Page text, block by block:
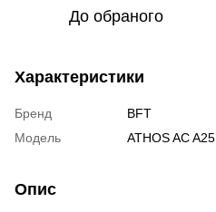
До обраного
Характеристики
Бренд
BFT
Модель
ATHOS AC A25
Опис